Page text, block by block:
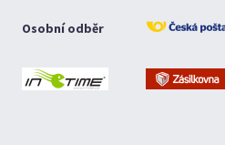
Osobní odběr